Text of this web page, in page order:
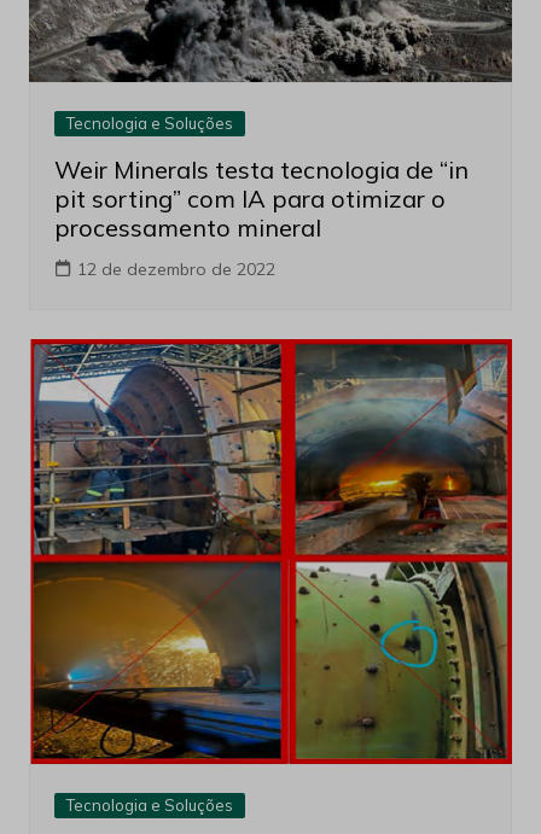
Tecnologia e Soluções
Weir Minerals testa tecnologia de “in
pit sorting” com IA para otimizar o
processamento mineral
12 de dezembro de 2022
Tecnologia e Soluções